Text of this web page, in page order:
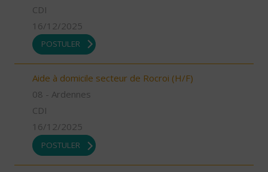
CDI
16/12/2025
POSTULER
Aide à domicile secteur de Rocroi (H/F)
08 - Ardennes
CDI
16/12/2025
POSTULER